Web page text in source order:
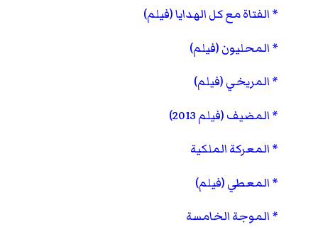
الفتاة مع كل الهدايا (فيلم)
المحليون (فيلم)
المريخي (فيلم)
المضيف (فيلم 2013)
المعركة الملكية
المعطي (فيلم)
الموجة الخامسة